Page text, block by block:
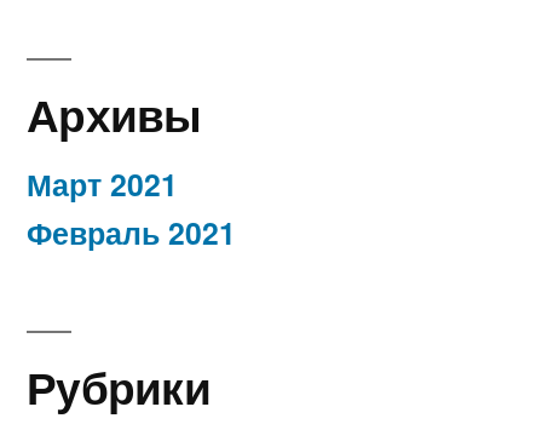
Архивы
Март 2021
Февраль 2021
Рубрики